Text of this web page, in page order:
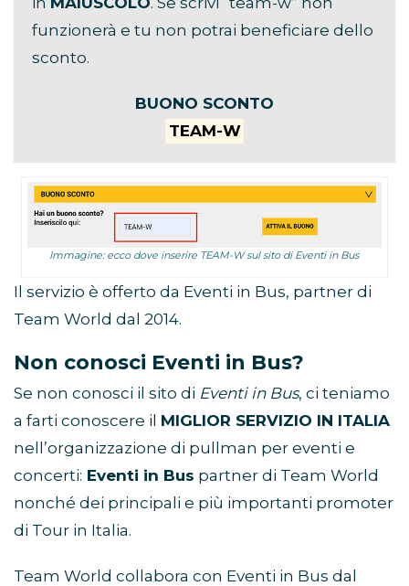
funzionerà e tu non potrai beneficiare dello
sconto.
BUONO SCONTO
TEAM-W
Immagine: ecco dove inserire TEAM-W sul sito di Eventi in Bus
Il servizio è offerto da Eventi in Bus, partner di
Team World dal 2014.
Non conosci Eventi in Bus?
Se non conosci il sito di Eventi in Bus, ci teniamo
a farti conoscere il MIGLIOR SERVIZIO IN ITALIA
nell’organizzazione di pullman per eventi e
concerti: Eventi in Bus partner di Team World
nonché dei principali e più importanti promoter
di Tour in Italia.
Team World collabora con Eventi in Bus dal